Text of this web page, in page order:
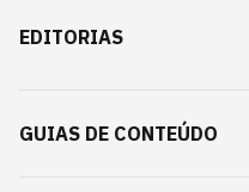
EDITORIAS
GUIAS DE CONTEÚDO